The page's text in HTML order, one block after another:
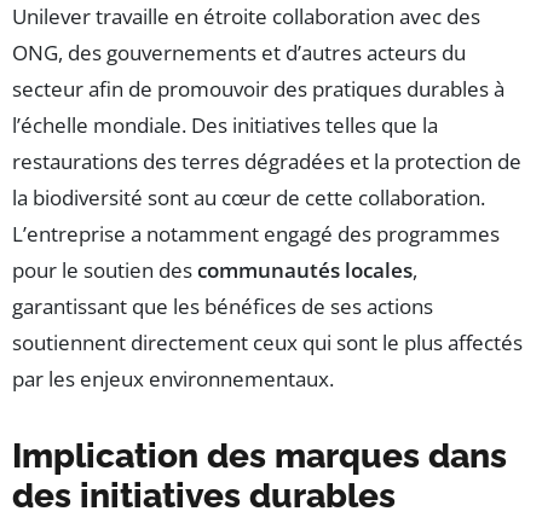
Unilever travaille en étroite collaboration avec des
ONG, des gouvernements et d’autres acteurs du
secteur afin de promouvoir des pratiques durables à
l’échelle mondiale. Des initiatives telles que la
restaurations des terres dégradées et la protection de
la biodiversité sont au cœur de cette collaboration.
L’entreprise a notamment engagé des programmes
pour le soutien descommunautés locales,
garantissant que les bénéfices de ses actions
soutiennent directement ceux qui sont le plus affectés
par les enjeux environnementaux.
Implication des marques dans
des initiatives durables